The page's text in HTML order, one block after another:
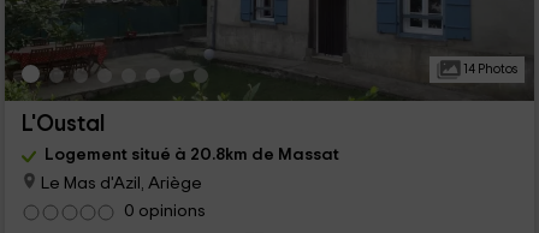
14 Photos
L'Oustal
Logement situé à 20.8km de Massat
Le Mas d'Azil, Ariège
0 opinions